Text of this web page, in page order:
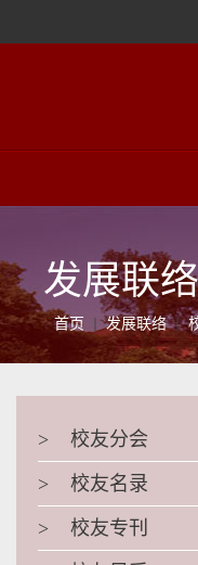
发展联络
首页 发展联络
> 校友分会
> 校友名录
> 校友专刊